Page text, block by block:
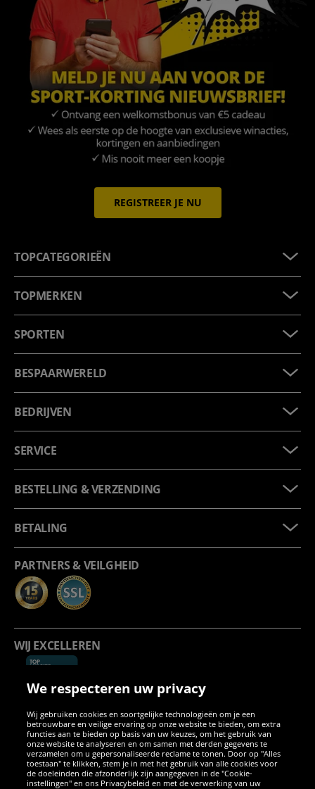
REGISTREER JE NU
TOPCATEGORIEËN
TOPMERKEN
SPORTEN
BESPAARWERELD
BEDRIJVEN
SERVICE
BESTELLING & VERZENDING
BETALING
PARTNERS & VEILGHEID
WIJ EXCELLEREN
SOCIALE MEDIA
We respecteren uw privacy
Wij gebruiken cookies en soortgelijke technologieën om je een
betrouwbare en veilige ervaring op onze website te bieden, om extra
functies aan te bieden op basis van uw keuzes, om het gebruik van
onze website te analyseren en om samen met derden gegevens te
verzamelen om u gepersonaliseerde reclame te tonen. Door op "Alles
toestaan" te klikken, stem je in met het gebruik van alle cookies voor
de doeleinden die afzonderlijk zijn aangegeven in de "Cookie-
instellingen" en ons Privacybeleid en met de verwerking van uw